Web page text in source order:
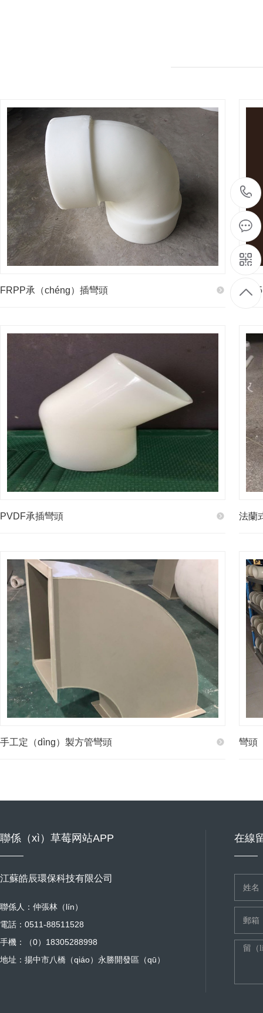
FRPP承（chéng）插彎頭
PVDF承插彎頭 法蘭
手工定（dìng）製方管彎頭 彎頭
聯係（xì）草莓网站APP
江蘇皓辰環保科技有限公司
聯係人：仲張林（lín）
電話：0511-88511528
手機：（0）18305288998
地址：揚中市八橋（qiáo）永勝開發區（qū）
在線